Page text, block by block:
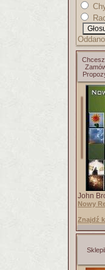
John
Nowy
Znajdź